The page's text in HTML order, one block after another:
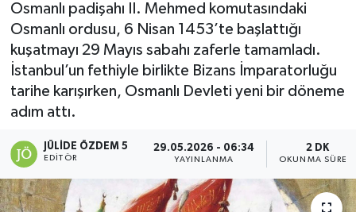
Osmanlı padişahı II. Mehmed komutasındaki
Osmanlı ordusu, 6 Nisan 1453’te başlattığı
kuşatmayı 29 Mayıs sabahı zaferle tamamladı.
İstanbul’un fethiyle birlikte Bizans İmparatorluğu
tarihe karışırken, Osmanlı Devleti yeni bir döneme
adım attı.
JÜLIDE ÖZDEM 5
EDITÖR
29.05.2026 - 06:34
YAYINLANMA
2 DK
OKUNMA SÜRESI
Diğer
Dünya
Eğitim
Ekonomi
Eleman
Tüm Manşetler
Son Dakika Haberleri
Haber Arşivi